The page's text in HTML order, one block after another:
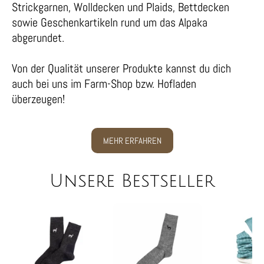
Strickgarnen, Wolldecken und Plaids, Bettdecken
sowie Geschenkartikeln rund um das Alpaka
abgerundet.
Von der Qualität unserer Produkte kannst du dich
auch bei uns im Farm-Shop bzw. Hofladen
überzeugen!
MEHR ERFAHREN
Unsere Bestseller